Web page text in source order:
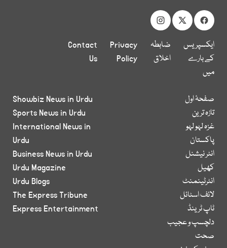
ایکسپریس
کے بارے
میں
ضابطہ
اخلاق
Privacy
Policy
Contact
Us
صفحۂ اول
تازہ ترین
غزہ لہو لہو
پاکستان
انٹر نیشنل
کھیل
انٹرٹینمنٹ
لائف اسٹائل
ٹاپ ٹرینڈ
دلچسپ و عجیب
صحت
Showbiz News in Urdu
Sports News in Urdu
International News in
Urdu
Business News in Urdu
Urdu Magazine
Urdu Blogs
The Express Tribune
Express Entertainment